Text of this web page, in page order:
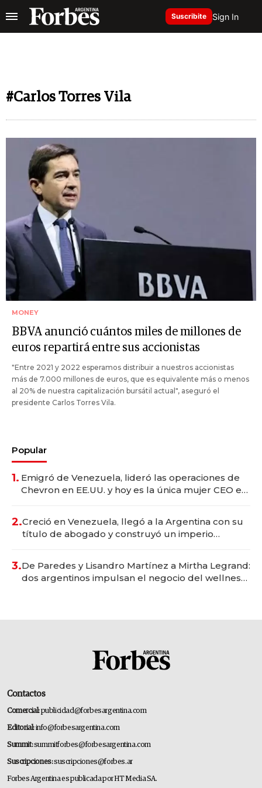
Suscribite Sign In
#Carlos Torres Vila
MONEY
BBVA anunció cuántos miles de millones de
euros repartirá entre sus accionistas
"Entre 2021 y 2022 esperamos distribuir a nuestros accionistas
más de 7.000 millones de euros, que es equivalente más o menos
al 20% de nuestra capitalización bursátil actual", aseguró el
presidente Carlos Torres Vila.
Popular
1. Emigró de Venezuela, lideró las operaciones de
Chevron en EE.UU. y hoy es la única mujer CEO en
2.Creció en Venezuela, llegó a la Argentina con su
título de abogado y construyó un imperio
3.De Paredes y Lisandro Martínez a Mirtha Legrand:
dos argentinos impulsan el negocio del wellness
Contactos
Comercial:publicidad@forbesargentina.com
Editorial:info@forbesargentina.com
Summit:summitforbes@forbesargentina.com
Suscripciones:suscripciones@forbes.ar
Forbes Argentina es publicada por HT Media SA.